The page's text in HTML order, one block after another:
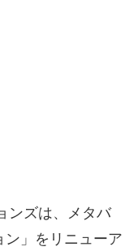
ンズは、メタバ
」をリニューア